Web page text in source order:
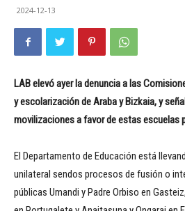
2024-12-13
LAB elevó ayer la denuncia a las
y escolarización de Araba y Bizkaia, y
movilizaciones a favor de estas escuelas
El Departamento de Educación está
unilateral sendos procesos de fusión o
públicas Umandi y Padre Orbiso en